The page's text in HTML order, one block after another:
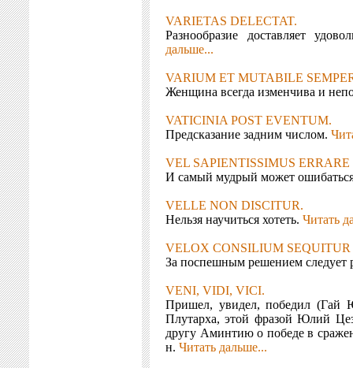
VARIETAS DELECTAT.
Разнообразие доставляет
дальше...
VARIUM ET MUTABILE
Женщина всегда изменчива и
VATICINIA POST EVENTUM.
Предсказание задним числом.
VEL SAPIENTISSIMUS ERRARE
И самый мудрый может
VELLE NON DISCITUR.
Нельзя научиться хотеть. Читать
VELOX CONSILIUM
За поспешным решением следует
VENI, VIDI, VICI.
Пришел, увидел, победил (Гай
Плутарха, этой фразой Юлий
другу Аминтию о победе в
н. Читать дальше...